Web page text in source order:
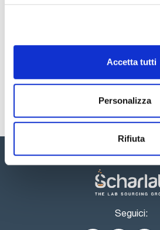
Accetta tutti
Personalizza
Rifiuta
SDS / Scheda di
Seguici: